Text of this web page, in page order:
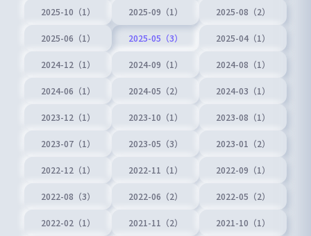
2025-10（1） 2025-09（1） 2025-08（2）
2025-06（1） 2025-05（3） 2025-04（1）
2024-12（1） 2024-09（1） 2024-08（1）
2024-06（1） 2024-05（2） 2024-03（1）
2023-12（1） 2023-10（1） 2023-08（1）
2023-07（1） 2023-05（3） 2023-01（2）
2022-12（1） 2022-11（1） 2022-09（1）
2022-08（3） 2022-06（2） 2022-05（2）
2022-02（1） 2021-11（2） 2021-10（1）